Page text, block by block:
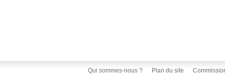
Qui sommes-nous ? Plan du site